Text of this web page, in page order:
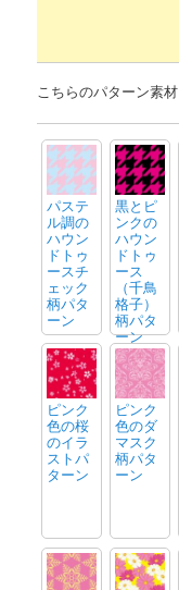
こちらのパターン素
パステ
ル調の
ハウン
ドトゥ
ースチ
ェック
柄パタ
ーン
黒とピ
ンクの
ハウン
ドトゥ
ース
（千鳥
格子）
柄パタ
ーン
ピンク
色の桜
のイラ
ストパ
ターン
ピンク
色のダ
マスク
柄パタ
ーン